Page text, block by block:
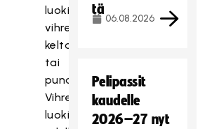
luokiteltiin
vihreäksi,
keltaiseksi
tai
punaiseksi.
Vihreän
luokituksen
tä
06.08.2026
Pelipassit
kaudelle
2026–27 nyt